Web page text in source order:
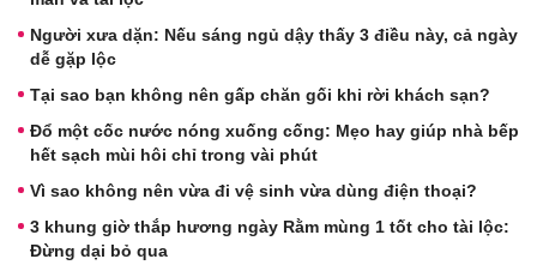
Người xưa dặn: Nếu sáng ngủ dậy thấy 3 điều này, cả ngày
dễ gặp lộc
Tại sao bạn không nên gấp chăn gối khi rời khách sạn?
Đổ một cốc nước nóng xuống cống: Mẹo hay giúp nhà bếp
hết sạch mùi hôi chỉ trong vài phút
Vì sao không nên vừa đi vệ sinh vừa dùng điện thoại?
3 khung giờ thắp hương ngày Rằm mùng 1 tốt cho tài lộc:
Đừng dại bỏ qua